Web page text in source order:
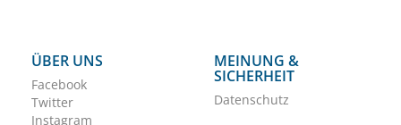
ÜBER UNS
Facebook
Twitter
Instagram
MEINUNG &
SICHERHEIT
Datenschutz